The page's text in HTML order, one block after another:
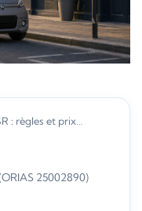
: règles et prix…
25002890)·